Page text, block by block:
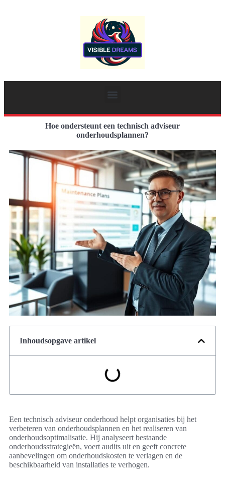
Hoe ondersteunt een technisch adviseur
onderhoudsplannen?
Inhoudsopgave artikel
Een technisch adviseur onderhoud helpt organisaties bij het
verbeteren van onderhoudsplannen en het realiseren van
onderhoudsoptimalisatie. Hij analyseert bestaande
onderhoudsstrategieën, voert audits uit en geeft concrete
aanbevelingen om onderhoudskosten te verlagen en de
beschikbaarheid van installaties te verhogen.